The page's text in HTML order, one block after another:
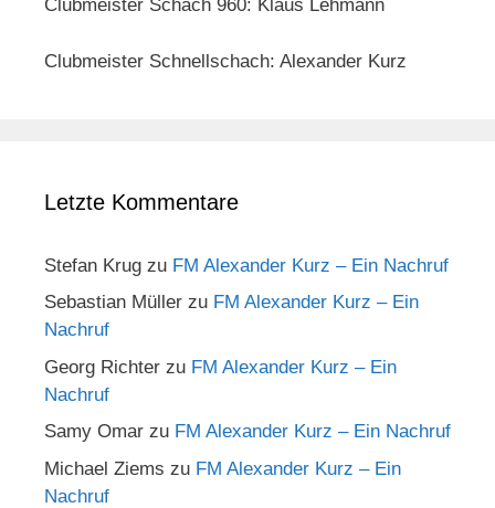
Clubmeister Schach 960: Klaus Lehmann
Clubmeister Schnellschach: Alexander Kurz
Letzte Kommentare
Stefan Krug zu FM Alexander Kurz – Ein Nachruf
Sebastian Müller zu FM Alexander Kurz – Ein
Nachruf
Georg Richter zu FM Alexander Kurz – Ein
Nachruf
Samy Omar zu FM Alexander Kurz – Ein Nachruf
Michael Ziems zu FM Alexander Kurz – Ein
Nachruf